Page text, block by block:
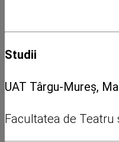
Studii
UAT Târgu-Mureș,
Facultatea de Teatru